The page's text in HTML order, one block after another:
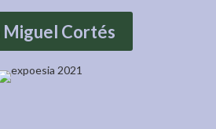
Miguel Cortés